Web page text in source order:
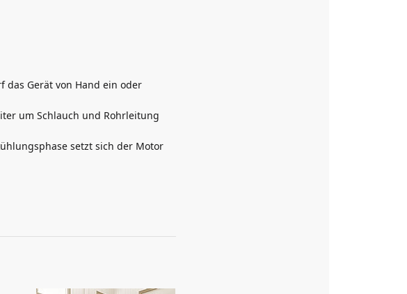
das Gerät von Hand ein oder
um Schlauch und Rohrleitung
setzt sich der Motor